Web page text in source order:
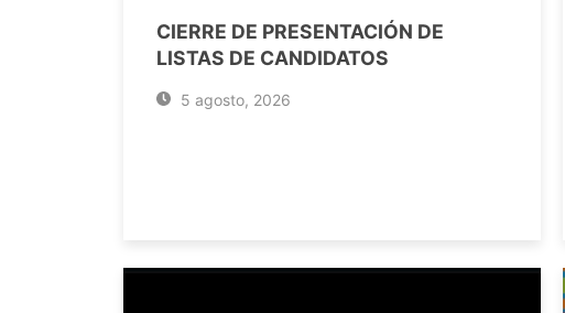
CIERRE DE PRESENTACIÓN DE
LISTAS DE CANDIDATOS
5 agosto, 2026